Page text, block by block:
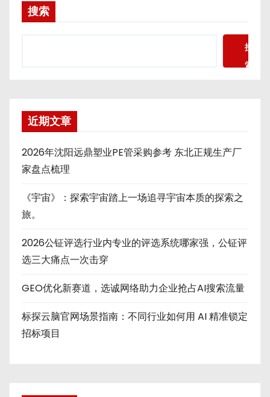
搜索
搜
索
近期文章
2026年沈阳远鼎塑业PE管采购参考 东北正规生产厂
家盘点梳理
《宇宙》：探索宇宙踏上一场追寻宇宙本质的探索之
旅。
2026公钲评选行业内专业的评选系统哪家强，公钲评
选三大痛点一次击穿
GEO优化新赛道，选诚网络助力企业抢占AI搜索流量
标探云脑官网场景指南：不同行业如何用 AI 精准锁定
招标项目